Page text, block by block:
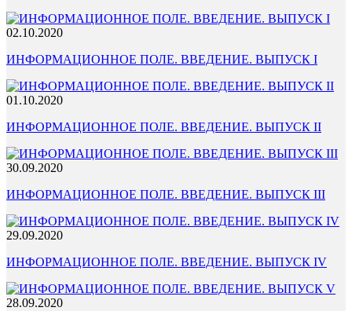
02.10.2020
ИНФОРМАЦИОННОЕ ПОЛЕ. ВВЕДЕНИЕ. ВЫПУСК I
01.10.2020
ИНФОРМАЦИОННОЕ ПОЛЕ. ВВЕДЕНИЕ. ВЫПУСК II
30.09.2020
ИНФОРМАЦИОННОЕ ПОЛЕ. ВВЕДЕНИЕ. ВЫПУСК III
29.09.2020
ИНФОРМАЦИОННОЕ ПОЛЕ. ВВЕДЕНИЕ. ВЫПУСК IV
28.09.2020